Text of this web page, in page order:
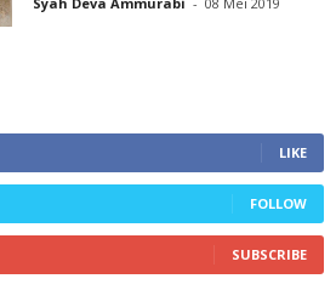
LIKE
FOLLOW
SUBSCRIBE